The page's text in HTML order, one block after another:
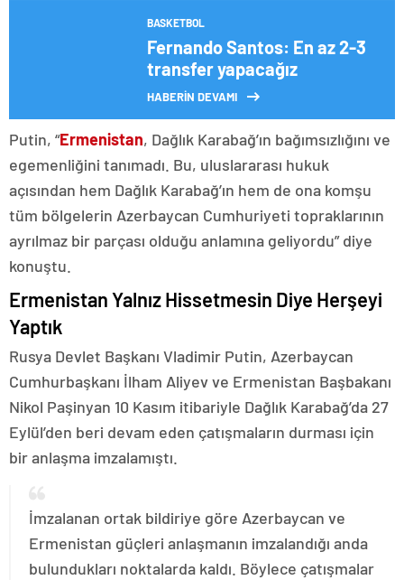
BASKETBOL
Fernando Santos: En az 2-3
transfer yapacağız
HABERİN DEVAMI
Putin, “Ermenistan, Dağlık Karabağ’ın bağımsızlığını ve
egemenliğini tanımadı. Bu, uluslararası hukuk
açısından hem Dağlık Karabağ’ın hem de ona komşu
tüm bölgelerin Azerbaycan Cumhuriyeti topraklarının
ayrılmaz bir parçası olduğu anlamına geliyordu” diye
konuştu.
Ermenistan Yalnız Hissetmesin Diye Herşeyi
Yaptık
Rusya Devlet Başkanı Vladimir Putin, Azerbaycan
Cumhurbaşkanı İlham Aliyev ve Ermenistan Başbakanı
Nikol Paşinyan 10 Kasım itibariyle Dağlık Karabağ’da 27
Eylül’den beri devam eden çatışmaların durması için
bir anlaşma imzalamıştı.
İmzalanan ortak bildiriye göre Azerbaycan ve
Ermenistan güçleri anlaşmanın imzalandığı anda
bulundukları noktalarda kaldı. Böylece çatışmalar